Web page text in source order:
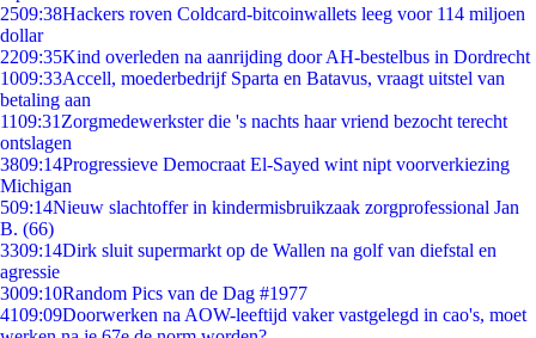
2509:38Hackers roven Coldcard-bitcoinwallets leeg voor 114 miljoen
dollar
2209:35Kind overleden na aanrijding door AH-bestelbus in Dordrecht
1009:33Accell, moederbedrijf Sparta en Batavus, vraagt uitstel van
betaling aan
1109:31 Zorgmedewerkster die 's nachts haar vriend bezocht terecht
ontslagen
3809:14Progressieve Democraat El-Sayed wint nipt voorverkiezing
Michigan
509:14Nieuw slachtoffer in kindermisbruikzaak zorgprofessional Jan
B. (66)
3309:14Dirk sluit supermarkt op de Wallen na golf van diefstal en
agressie
3009:10Random Pics van de Dag #1977
4109:09Doorwerken na AOW-leeftijd vaker vastgelegd in cao's, moet